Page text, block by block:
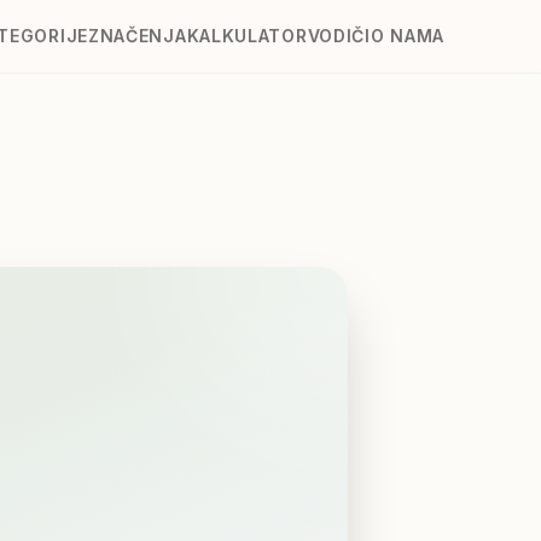
ZNAČENJAKALKULATORVODIČIO NAMA